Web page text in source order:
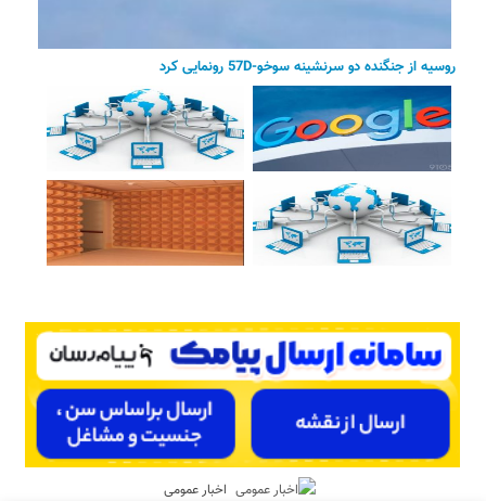
روسیه از جنگنده دو سرنشینه سوخو-57D رونمایی کرد
اخبار عمومی